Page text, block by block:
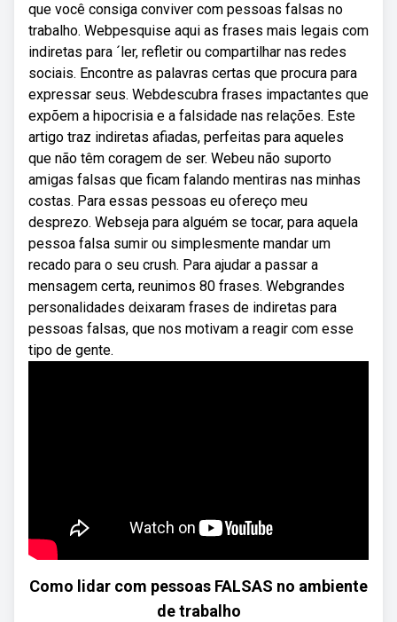
que você consiga conviver com pessoas falsas no
trabalho. Webpesquise aqui as frases mais legais com
indiretas para ´ler, refletir ou compartilhar nas redes
sociais. Encontre as palavras certas que procura para
expressar seus. Webdescubra frases impactantes que
expõem a hipocrisia e a falsidade nas relações. Este
artigo traz indiretas afiadas, perfeitas para aqueles
que não têm coragem de ser. Webeu não suporto
amigas falsas que ficam falando mentiras nas minhas
costas. Para essas pessoas eu ofereço meu
desprezo. Webseja para alguém se tocar, para aquela
pessoa falsa sumir ou simplesmente mandar um
recado para o seu crush. Para ajudar a passar a
mensagem certa, reunimos 80 frases. Webgrandes
personalidades deixaram frases de indiretas para
pessoas falsas, que nos motivam a reagir com esse
tipo de gente.
Como lidar com pessoas FALSAS no ambiente
de trabalho